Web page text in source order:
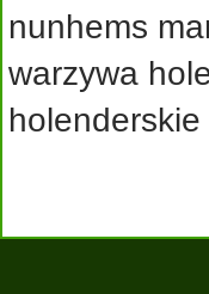
nunhems
warzywa